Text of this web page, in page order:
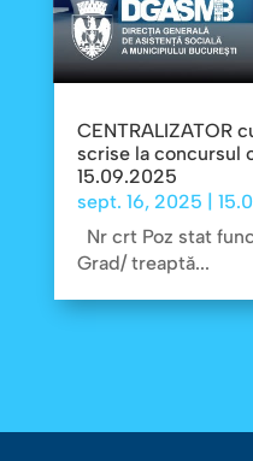
CENTRALIZATOR
scrise la concursul
15.09.2025
sept. 16, 2025 |
Nr crt Poz stat
Grad/ treaptă...